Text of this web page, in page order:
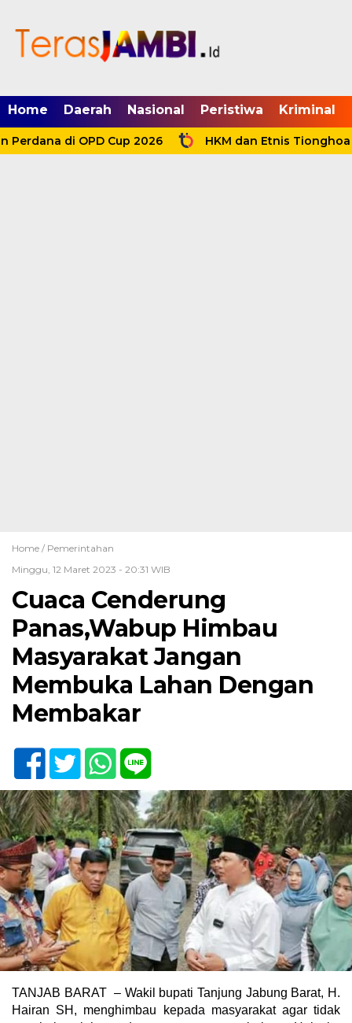
Home Daerah Nasional Peristiwa Kriminal
di OPD Cup 2026 HKM dan Etnis Tionghoa
Home / Pemerintahan
Minggu, 12 Maret 2023 - 20:31 WIB
Cuaca Cenderung
Panas,Wabup Himbau
Masyarakat Jangan
Membuka Lahan Dengan
Membakar
TANJAB BARAT – Wakil bupati Tanjung Jabung Barat, H.
Hairan SH, menghimbau kepada masyarakat agar tidak